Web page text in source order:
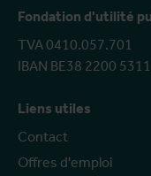
Fondation d'utilité
TVA 0410.057.701
IBAN BE38 2200
Liens utiles
Contact
Offres d'emploi